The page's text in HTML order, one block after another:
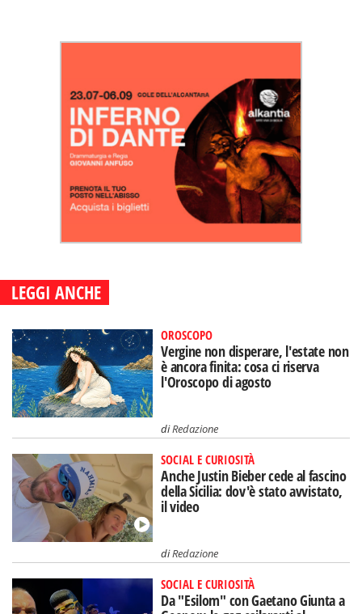
LEGGI ANCHE
OROSCOPO
Vergine non disperare, l'estate non
è ancora finita: cosa ci riserva
l'Oroscopo di agosto
diRedazione
SOCIAL E CURIOSITÀ
Anche Justin Bieber cede al fascino
della Sicilia: dov'è stato avvistato,
il video
diRedazione
SOCIAL E CURIOSITÀ
Da "Esilom" con Gaetano Giunta a